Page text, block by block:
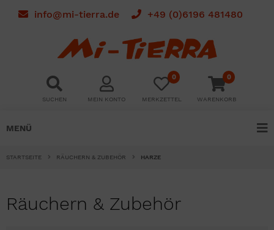
info@mi-tierra.de +49 (0)6196 481480
SUCHEN MEIN KONTO
0
MERKZETTEL
0
WARENKORB
MENÜ
STARTSEITE RÄUCHERN & ZUBEHÖR HARZE
Räuchern & Zubehör